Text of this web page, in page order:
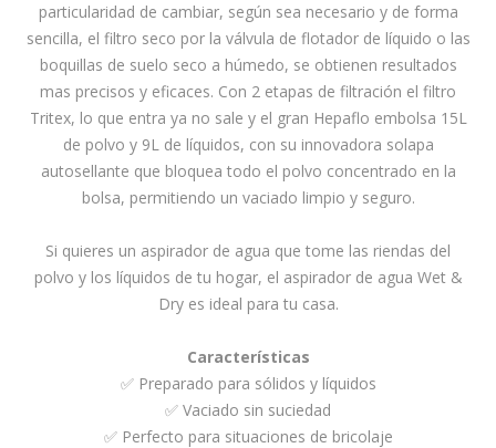
particularidad de cambiar, según sea necesario y de forma
sencilla, el filtro seco por la válvula de flotador de líquido o las
boquillas de suelo seco a húmedo, se obtienen resultados
mas precisos y eficaces. Con 2 etapas de filtración el filtro
Tritex, lo que entra ya no sale y el gran Hepaflo embolsa 15L
de polvo y 9L de líquidos, con su innovadora solapa
autosellante que bloquea todo el polvo concentrado en la
bolsa, permitiendo un vaciado limpio y seguro.
Si quieres un aspirador de agua que tome las riendas del
polvo y los líquidos de tu hogar, el aspirador de agua Wet &
Dry es ideal para tu casa.
Características
✅ Preparado para sólidos y líquidos
✅ Vaciado sin suciedad
✅ Perfecto para situaciones de bricolaje